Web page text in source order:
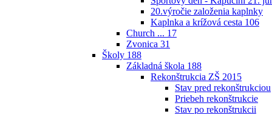
20.výročie založenia kaplnky
Kaplnka a krížová cesta 106
Church ... 17
Zvonica 31
Školy 188
Základná škola 188
Rekonštrukcia ZŠ 2015
Stav pred rekonštrukciou
Priebeh rekonštrukcie
Stav po rekonštrukcii